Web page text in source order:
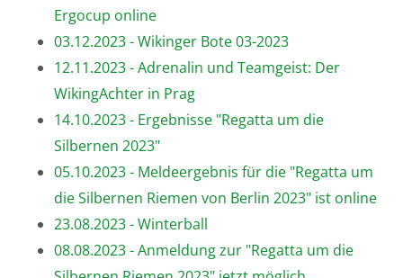
Ergocup online
03.12.2023 - Wikinger Bote 03-2023
12.11.2023 - Adrenalin und Teamgeist: Der
WikingAchter in Prag
14.10.2023 - Ergebnisse "Regatta um die
Silbernen 2023"
05.10.2023 - Meldeergebnis für die "Regatta um
die Silbernen Riemen von Berlin 2023" ist online
23.08.2023 - Winterball
08.08.2023 - Anmeldung zur "Regatta um die